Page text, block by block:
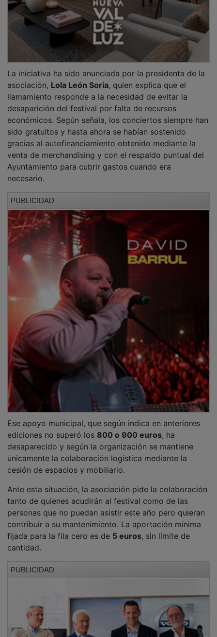
Ese apoyo municipal, que según indica en anteriores
ediciones no superó los
800 o 900 euros
desaparecido y según la organización se mantiene
únicamente la colaboración logística mediante la
cesión de espacios y mobiliario.
Ante esta situación, la asociación pide la colaboración
tanto de quienes acudirán al festival como de las
personas que no puedan asistir este año pero quieran
contribuir a su mantenimiento. La aportación mínima
fijada para la fila cero es de 5 euros, sin límite de
cantidad.
PUBLICIDAD
edición de este año al20 aniversario de “American
, de
Bruce Springsteen with The Seeger
Sessions Band
, dentro del ya conocidoBruce
Springsteen Festivalde Peralejos.